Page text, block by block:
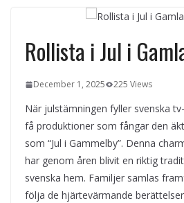
Picknickbord
miljö
Svenska
ForMotion –
Det fysiologiska
medicinska
dörrar
Rollista i Jul i
December 1, 2025 225 Views
När julstämningen fyller svenska
få produktioner som fångar den
som “Jul i Gammelby”. Denna
har genom åren blivit en riktig
svenska hem. Familjer samlas
följa de hjärtevärmande